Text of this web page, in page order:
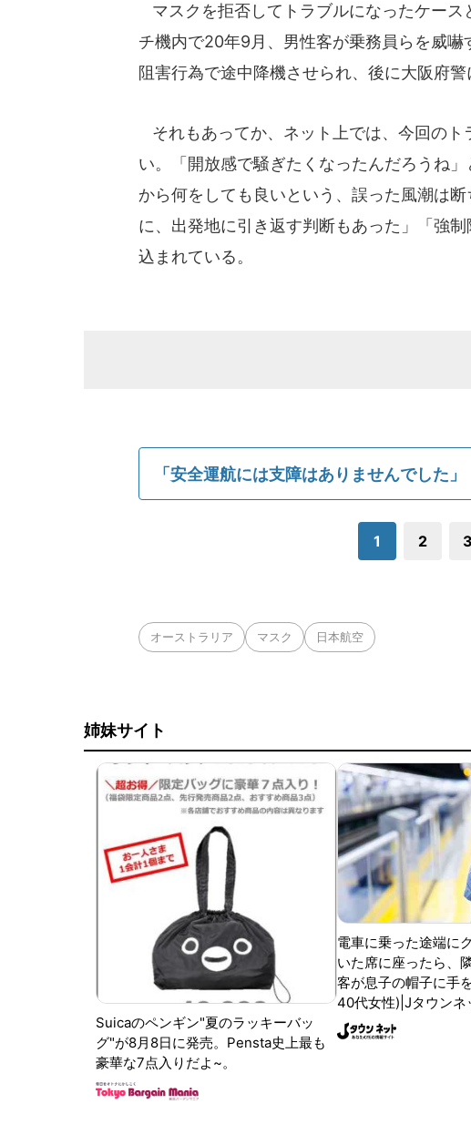
マスクを拒否してトラブルになったケー
チ機内で20年9月、男性客が乗務員らを威
阻害行為で途中降機させられ、後に大阪府警
それもあってか、ネット上では、今回の
い。「開放感で騒ぎたくなったんだろうね
から何をしても良いという、誤った風潮は
に、出発地に引き返す判断もあった」「強
込まれている。
「安全運航には支障はありませんでした」
1 2 3
オーストラリア マスク 日本航空
姉妹サイト
Suicaのペンギン"夏のラッキーバッ
グ"が8月8日に発売。Pensta史上最も
豪華な7点入りだよ~。
電車に乗った途端に
いた席に座ったら、
客が息子の帽子に手
40代女性)|Jタウンネ